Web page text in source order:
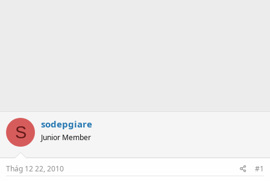
S sodepgiare
Junior Member
Thág 12 22, 2010 #1